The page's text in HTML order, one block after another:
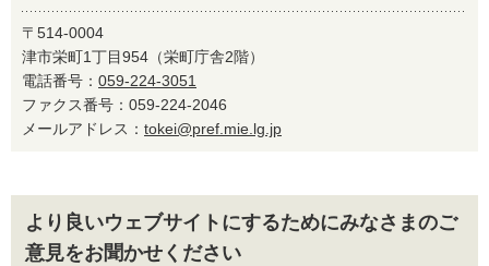
〒514-0004
津市栄町1丁目954（栄町庁舎2階）
電話番号： 059-224-3051
ファクス番号：059-224-2046
メールアドレス： tokei@pref.mie.lg.jp
より良いウェブサイトにするためにみなさまのご
意見をお聞かせください